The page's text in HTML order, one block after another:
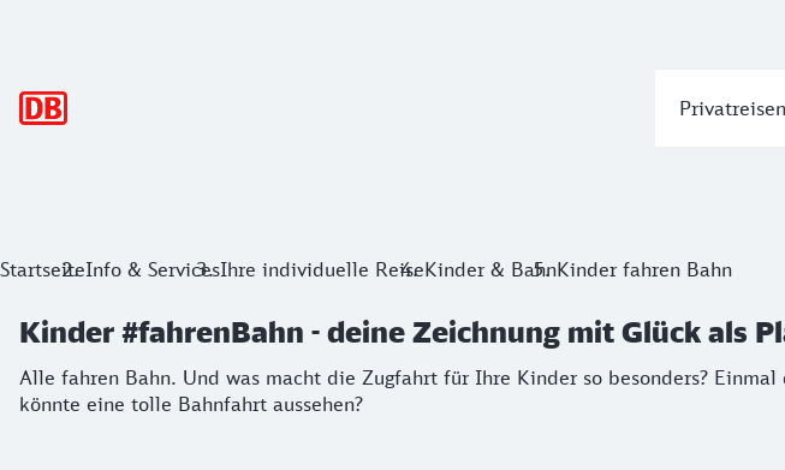
Privatreisen
Alle fahren Bahn. Und was macht die Zugfahrt für Ihre Kinder so besonders? Einmal
StartseiteInfo & ServicesIhre individuelle ReiseKinder & BahnKinder fahren Bahn
Kinder #fahrenBahn - deine Zeichnung mit Glück als
Alle fahren Bahn. Und was macht die Zugfahrt für Ihre Kinder so besonders?
könnte eine tolle Bahnfahrt aussehen?